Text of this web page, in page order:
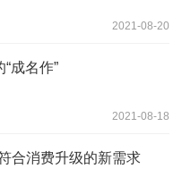
2021-08-20
成名作”
2021-08-18
合消费升级的新需求